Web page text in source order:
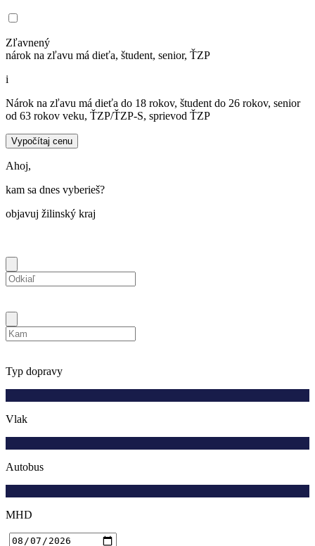
Zľavnený
nárok na zľavu má dieťa, študent, senior, ŤZP
i
Nárok na zľavu má dieťa do 18 rokov, študent do 26 rokov, senior
od 63 rokov veku, ŤZP/ŤZP-S, sprievod ŤZP
Vypočítaj cenu
Ahoj,
kam sa dnes vyberieš?
objavuj žilinský kraj
Typ dopravy
Vlak
Autobus
MHD